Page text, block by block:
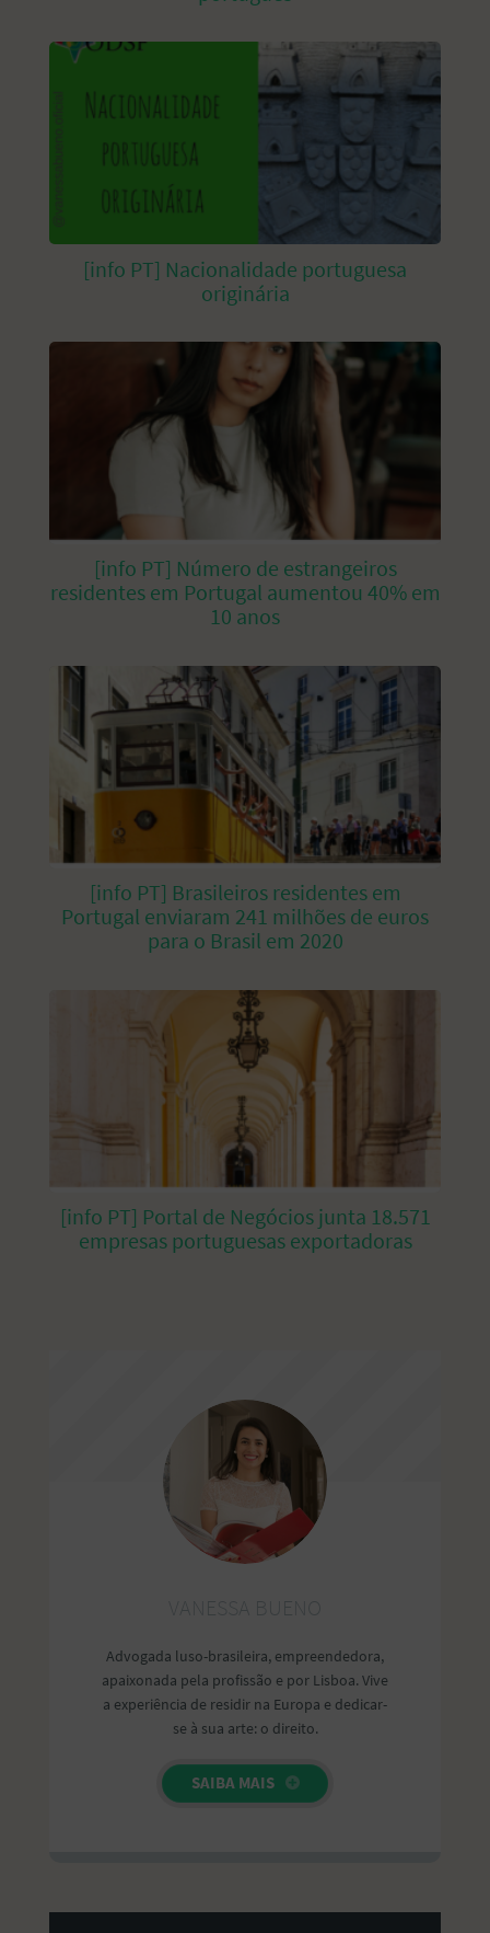
[info PT] Nacionalidade portuguesa
originária
[info PT] Número de estrangeiros
residentes em Portugal aumentou 40% em
10 anos
[info PT] Brasileiros residentes em
Portugal enviaram 241 milhões de euros
para o Brasil em 2020
[info PT] Portal de Negócios junta 18.571
empresas portuguesas exportadoras
Advogada luso-brasileira, empreendedora,
apaixonada pela profissão e por Lisboa. Vive
a experiência de residir na Europa e dedicar-
se à sua arte: o direito.
SAIBA MAIS